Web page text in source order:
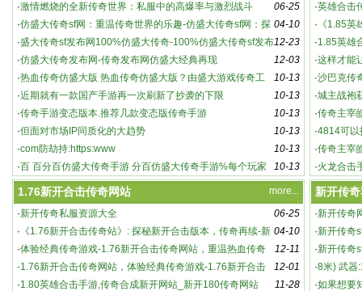
新开传奇私服资源大全
英雄合击传奇：新开版本，强势来袭！
06-25
·激情燃烧的全新传奇世界：私服中的高爆率与激烈战斗
04-10
·仿盛大传奇sf网：重温传奇世界的乐趣-仿盛大传奇sf网：探
索未知的游戏世界
12-23
·盛大传奇sf发布网100%仿盛大传奇-100%仿盛大传奇sf发布
网，重温经典传奇
12-03
·仿盛大传奇发布网-传奇发布网仿盛大经典再现
10-13
·热血传奇仿盛大版 热血传奇仿盛大版？由盛大游戏传奇工
作室研发、腾讯代
10-13
·近期就有一款国产手游再一次刷新了抄袭的下限
10-13
·传奇手游变态版本.推荐几款变态版传奇手游
10-13
·但面对市场IP同质化的大趋势
10-13
·com防劫持:https:www
10-13
·百 百分百仿盛大传奇手游 分百仿盛大传奇手游%每个玩家
都能
·英雄合击
· 《1.85
5英雄合击
·1.85英雄
·这样才能
·沙巴克传
·城主战袍
动详解
·传奇主宰
·4814可
021 官方
·传奇主宰
奇主
·火龙合击
游 都
more...
1.76新开合击传奇网站
06-25
·新开传奇私服资源大全
04-10
· 《1.76新开合击传奇站》: 探秘新开合击版本，传奇再续-新
开合击传奇站：游戏特色与玩法深度解析
12-11
·体验经典传奇游戏-1.76新开合击传奇网站，重温热血传奇
12-01
·1.76新开合击传奇网站，体验经典传奇游戏-1.76新开合击
传奇网站，重温热血传奇
11-28
·1.80英雄合击手游,传奇合成新开网站_新开180传奇网站
新开传
·新开传奇
·新开传奇
家必知的
·新开传奇
奇sf
·8米) 武器
·如果想要